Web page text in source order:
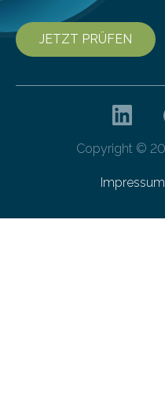
JETZT PRÜFEN
Copyright ©
Impressum